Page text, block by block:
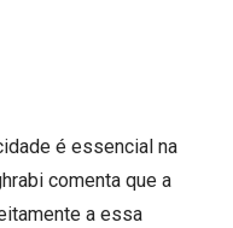
é essencial na
comenta que a
a essa